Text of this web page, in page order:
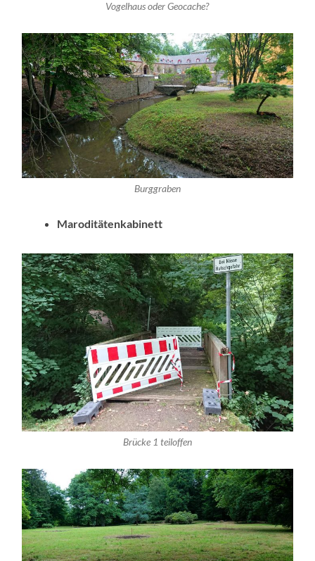
Vogelhaus oder Geocache?
Burggraben
Maroditätenkabinett
Brücke 1 teiloffen